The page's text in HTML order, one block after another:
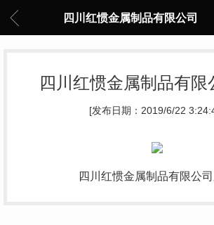
四川红惯金属制品有限公司
四川红惯金属制品有限
[发布日期：2019/6/22
四川红惯金属制品有限公